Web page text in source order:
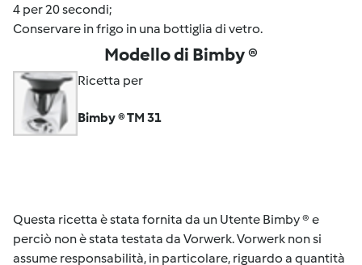
4 per 20 secondi;
Conservare in frigo in una bottiglia di vetro.
Modello di Bimby ®
Ricetta per
Bimby ® TM 31
Questa ricetta è stata fornita da un Utente Bimby ® e
perciò non è stata testata da Vorwerk. Vorwerk non si
assume responsabilità, in particolare, riguardo a quantità